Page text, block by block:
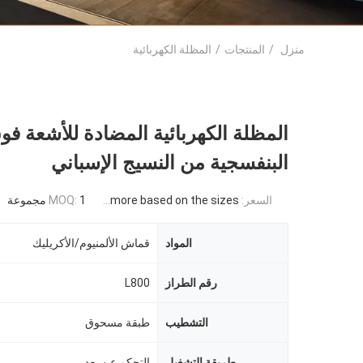
منزل / المنتجات / المظلة الكهربائية
المظلة الكهربائية المضادة للأشعة
البنفسجية من النسيج الإسباني
السعر: USD 871USD ~4000USD or more based on the sizes
MOQ: 1 مجموعة
المواد قماش الألمنيوم/الأكريليك
رقم الطراز L800
التشطيب طبقة مسحوق